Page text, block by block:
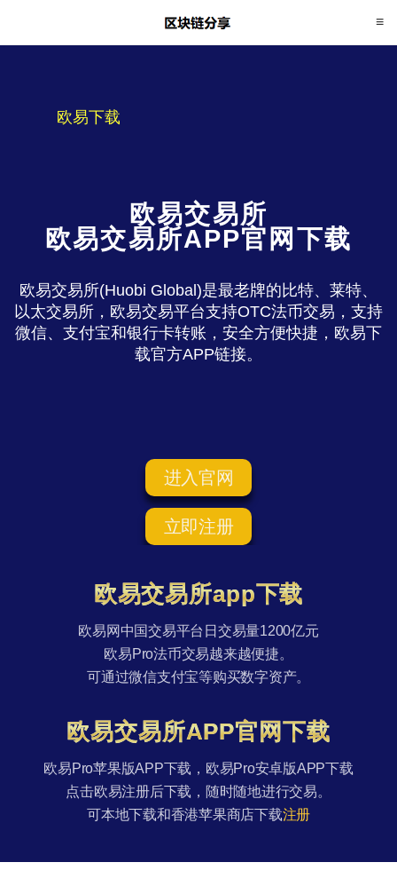
欧易下载
欧易交易所
欧易交易所APP官网下载
欧易交易所(Huobi Global)是最老牌的比特、莱特、
以太交易所，欧易交易平台支持OTC法币交易，支持
微信、支付宝和银行卡转账，安全方便快捷，欧易下
载官方APP链接。
进入官网
立即注册
欧易交易所app下载
欧易网中国交易平台日交易量1200亿元
欧易Pro法币交易越来越便捷。
可通过微信支付宝等购买数字资产。
欧易交易所APP官网下载
欧易Pro苹果版APP下载，欧易Pro安卓版APP下载
点击欧易注册后下载，随时随地进行交易。
可本地下载和香港苹果商店下载注册